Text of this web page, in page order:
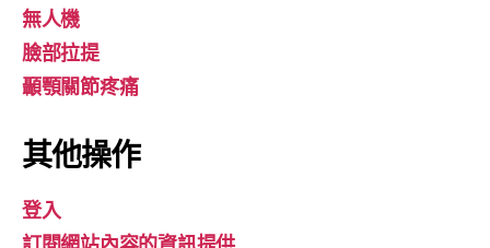
無人機
臉部拉提
顳顎關節疼痛
其他操作
登入